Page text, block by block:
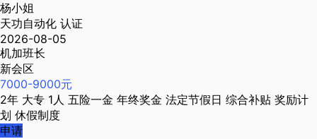
杨小姐
天功自动化 认证
2026-08-05
机加班长
新会区
7000-9000元
2年 大专 1人 五险一金 年终奖金 法定节假日 综合补贴 奖励计
划 休假制度
申请